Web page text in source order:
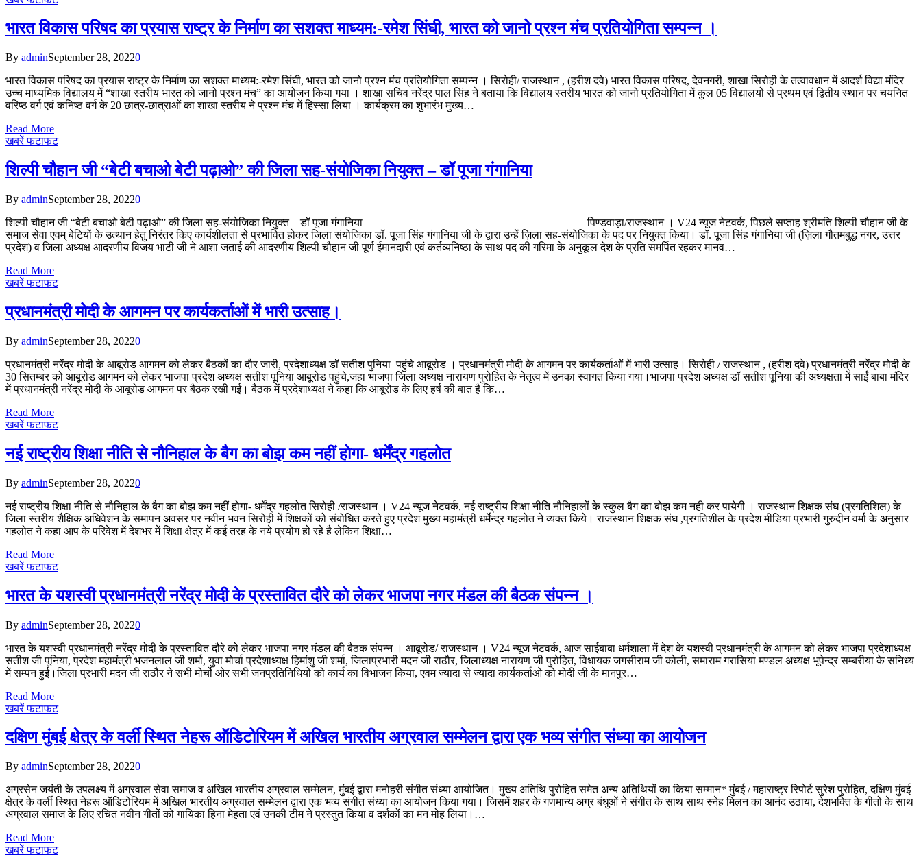
भारत विकास परिषद का प्रयास राष्ट्र के निर्माण का सशक्त माध्यम:-रमेश सिंघी, भारत को जानो प्रश्न मंच प्रतियोगिता सम्पन्न ।
By adminSeptember 28, 20220
भारत विकास परिषद का प्रयास राष्ट्र के निर्माण का सशक्त माध्यम:-रमेश सिंघी, भारत को जानो प्रश्न मंच प्रतियोगिता सम्पन्न । सिरोही/ राजस्थान , (हरीश दवे) भारत विकास परिषद, देवनगरी, शाखा सिरोही के तत्वावधान में आदर्श विद्या मंदिर
उच्च माध्यमिक विद्यालय में “शाखा स्तरीय भारत को जानो प्रश्न मंच” का आयोजन किया गया । शाखा सचिव नरेंद्र पाल सिंह ने बताया कि विद्यालय स्तरीय भारत को जानो प्रतियोगिता में कुल 05 विद्यालयों से प्रथम एवं द्वितीय स्थान पर चयनित
वरिष्ठ वर्ग एवं कनिष्ठ वर्ग के 20 छात्र-छात्राओं का शाखा स्तरीय ने प्रश्न मंच में हिस्सा लिया । कार्यक्रम का शुभारंभ मुख्य…
Read More
खबरें फटाफट
शिल्पी चौहान जी “बेटी बचाओ बेटी पढ़ाओ” की जिला सह-संयोजिका नियुक्त – डॉ पूजा गंगानिया
By adminSeptember 28, 20220
शिल्पी चौहान जी “बेटी बचाओ बेटी पढ़ाओ” की जिला सह-संयोजिका नियुक्त – डॉ पूजा गंगानिया ———————————————————— पिण्डवाड़ा/राजस्थान । V24 न्यूज नेटवर्क, पिछले सप्ताह श्रीमति शिल्पी चौहान जी के
समाज सेवा एवम् बेटियों के उत्थान हेतु निरंतर किए कार्यशीलता से प्रभावित होकर जिला संयोजिका डॉ. पूजा सिंह गंगानिया जी के द्वारा उन्हें ज़िला सह-संयोजिका के पद पर नियुक्त किया। डॉ. पूजा सिंह गंगानिया जी (ज़िला गौतमबुद्ध नगर, उत्तर
प्रदेश) व जिला अध्यक्ष आदरणीय विजय भाटी जी ने आशा जताई की आदरणीय शिल्पी चौहान जी पूर्ण ईमानदारी एवं कर्तव्यनिष्ठा के साथ पद की गरिमा के अनुकूल देश के प्रति समर्पित रहकर मानव…
Read More
खबरें फटाफट
प्रधानमंत्री मोदी के आगमन पर कार्यकर्ताओं में भारी उत्साह।
By adminSeptember 28, 20220
प्रधानमंत्री नरेंद्र मोदी के आबूरोड आगमन को लेकर बैठकों का दौर जारी, प्रदेशाध्यक्ष डॉ सतीश पुनिया पहुंचे आबूरोड । प्रधानमंत्री मोदी के आगमन पर कार्यकर्ताओं में भारी उत्साह। सिरोही / राजस्थान , (हरीश दवे) प्रधानमंत्री नरेंद्र मोदी के
30 सितम्बर को आबूरोड आगमन को लेकर भाजपा प्रदेश अध्यक्ष सतीश पूनिया आबूरोड पहुंचे,जहा भाजपा जिला अध्यक्ष नारायण पुरोहित के नेतृत्व में उनका स्वागत किया गया।भाजपा प्रदेश अध्यक्ष डॉ सतीश पूनिया की अध्यक्षता में साईं बाबा मंदिर
में प्रधानमंत्री नरेंद्र मोदी के आबूरोड आगमन पर बैठक रखी गई। बैठक में प्रदेशाध्यक्ष ने कहा कि आबूरोड के लिए हर्ष की बात है कि…
Read More
खबरें फटाफट
नई राष्ट्रीय शिक्षा नीति से नौनिहाल के बैग का बोझ कम नहीं होगा- धर्मेंद्र गहलोत
By adminSeptember 28, 20220
नई राष्ट्रीय शिक्षा नीति से नौनिहाल के बैग का बोझ कम नहीं होगा- धर्मेंद्र गहलोत सिरोही /राजस्थान । V24 न्यूज नेटवर्क, नई राष्ट्रीय शिक्षा नीति नौनिहालों के स्कुल बैग का बोझ कम नही कर पायेगी । राजस्थान शिक्षक संघ (प्रगतिशिल) के
जिला स्तरीय शैक्षिक अधिवेशन के समापन अवसर पर नवीन भवन सिरोही में शिक्षकों को संबोधित करते हुए प्रदेश मुख्य महामंत्री धर्मेन्द्र गहलोत ने व्यक्त किये। राजस्थान शिक्षक संघ ,प्रगतिशील के प्रदेश मीडिया प्रभारी गुरुदीन वर्मा के अनुसार
गहलोत ने कहा आप के परिवेश में देशभर में शिक्षा क्षेत्र में कई तरह के नये प्रयोग हो रहे है लेकिन शिक्षा…
Read More
खबरें फटाफट
भारत के यशस्वी प्रधानमंत्री नरेंद्र मोदी के प्रस्तावित दौरे को लेकर भाजपा नगर मंडल की बैठक संपन्न ।
By adminSeptember 28, 20220
भारत के यशस्वी प्रधानमंत्री नरेंद्र मोदी के प्रस्तावित दौरे को लेकर भाजपा नगर मंडल की बैठक संपन्न । आबूरोड/ राजस्थान । V24 न्यूज नेटवर्क, आज साईबाबा धर्मशाला में देश के यशस्वी प्रधानमंत्री के आगमन को लेकर भाजपा प्रदेशाध्यक्ष
सतीश जी पूनिया, प्रदेश महामंत्री भजनलाल जी शर्मा, युवा मोर्चा प्रदेशाध्यक्ष हिमांशु जी शर्मा, जिलाप्रभारी मदन जी राठौर, जिलाध्यक्ष नारायण जी पुरोहित, विधायक जगसीराम जी कोली, समाराम गरासिया मण्डल अध्यक्ष भूपेन्द्र सम्बरीया के सनिध्य
में सम्पन हुई।जिला प्रभारी मदन जी राठौर ने सभी मोर्चो ओर सभी जनप्रतिनिधियों को कार्य का विभाजन किया, एवम ज्यादा से ज्यादा कार्यकर्ताओ को मोदी जी के मानपुर…
Read More
खबरें फटाफट
दक्षिण मुंबई क्षेत्र के वर्ली स्थित नेहरू ऑडिटोरियम में अखिल भारतीय अग्रवाल सम्मेलन द्वारा एक भव्य संगीत संध्या का आयोजन
By adminSeptember 28, 20220
अग्रसेन जयंती के उपलक्ष्य में अग्रवाल सेवा समाज व अखिल भारतीय अग्रवाल सम्मेलन, मुंबई द्वारा मनोहरी संगीत संध्या आयोजित। मुख्य अतिथि पुरोहित समेत अन्य अतिथियों का किया सम्मान* मुंबई / महाराष्ट्र रिपोर्ट सुरेश पुरोहित, दक्षिण मुंबई
क्षेत्र के वर्ली स्थित नेहरू ऑडिटोरियम में अखिल भारतीय अग्रवाल सम्मेलन द्वारा एक भव्य संगीत संध्या का आयोजन किया गया। जिसमें शहर के गणमान्य अग्र बंधुओं ने संगीत के साथ साथ स्नेह मिलन का आनंद उठाया, देशभक्ति के गीतों के साथ
अग्रवाल समाज के लिए रचित नवीन गीतों को गायिका हिना मेहता एवं उनकी टीम ने प्रस्तुत किया व दर्शकों का मन मोह लिया।…
Read More
खबरें फटाफट